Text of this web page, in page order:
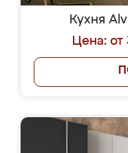
Кухня
Цена: от